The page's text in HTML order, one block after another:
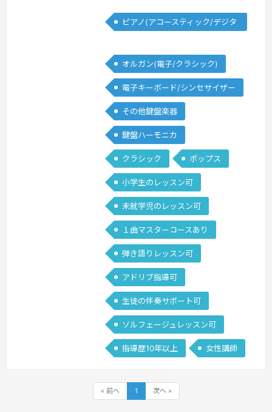
でのレッスンには、松田知育ピアノメソ
ドは、慶應義塾大学医学部卒の研修医、
東京大学経済学部卒のお子さんを育てら
れた松田光子先生が開発された教育法
で、子どもの「もっと知りたい！」とい
う気持ちを育てることを目的としてい
ま… 続きを見る »
ピアノ(アコースティック/デジタ
オルガン(電子/クラシック)
電子キーボード/シンセサイザー
その他鍵盤楽器
鍵盤ハーモニカ
クラシック ポップス
小学生のレッスン可
未就学児のレッスン可
１曲マスターコースあり
弾き語りレッスン可
アドリブ指導可
生徒の伴奏サポート可
ソルフェージュレッスン可
指導歴10年以上 女性講師
« 前へ 1 次へ »